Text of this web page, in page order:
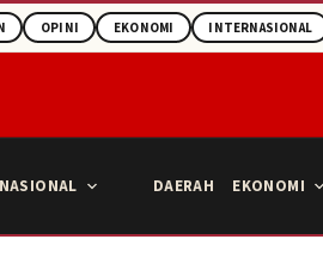
OPINI EKONOMI INTERNASIONAL
NASIONAL DAERAH EKONOMI